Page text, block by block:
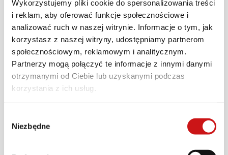
Wykorzystujemy pliki cookie do spersonalizowania treści
i reklam, aby oferować funkcje społecznościowe i
analizować ruch w naszej witrynie. Informacje o tym, jak
korzystasz z naszej witryny, udostępniamy partnerom
społecznościowym, reklamowym i analitycznym.
Partnerzy mogą połączyć te informacje z innymi danymi
otrzymanymi od Ciebie lub uzyskanymi podczas
korzystania z ich usług.
zgody
Niezbędne